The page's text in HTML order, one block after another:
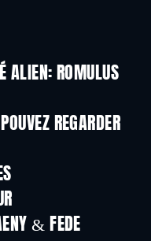
ALIEN: ROMULUS
REGARDER
& FEDE